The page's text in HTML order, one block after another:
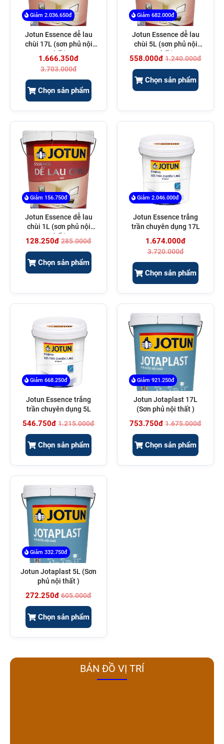
Giảm 2.036.650đ
Jotun Essence dễ lau
chùi 17L (sơn phủ nội
thất)
1.666.350đ
3.703.000đ
Chọn sản phẩm
Giảm 682.000đ
Jotun Essence dễ lau
chùi 5L (sơn phủ nội
thất)
558.000đ 1.240.000đ
Chọn sản phẩm
Giảm 156.750đ
Jotun Essence dễ lau
chùi 1L (sơn phủ nội
thất)
128.250đ 285.000đ
Chọn sản phẩm
Giảm 2.046.000đ
Jotun Essence trắng
trần chuyên dụng 17L
1.674.000đ
3.720.000đ
Chọn sản phẩm
Giảm 668.250đ
Jotun Essence trắng
trần chuyên dụng 5L
546.750đ 1.215.000đ
Chọn sản phẩm
Giảm 921.250đ
Jotun Jotaplast 17L
(Sơn phủ nội thất )
753.750đ 1.675.000đ
Chọn sản phẩm
Giảm 332.750đ
Jotun Jotaplast 5L (Sơn
phủ nội thất )
272.250đ 605.000đ
Chọn sản phẩm
BẢN ĐỒ VỊ TRÍ